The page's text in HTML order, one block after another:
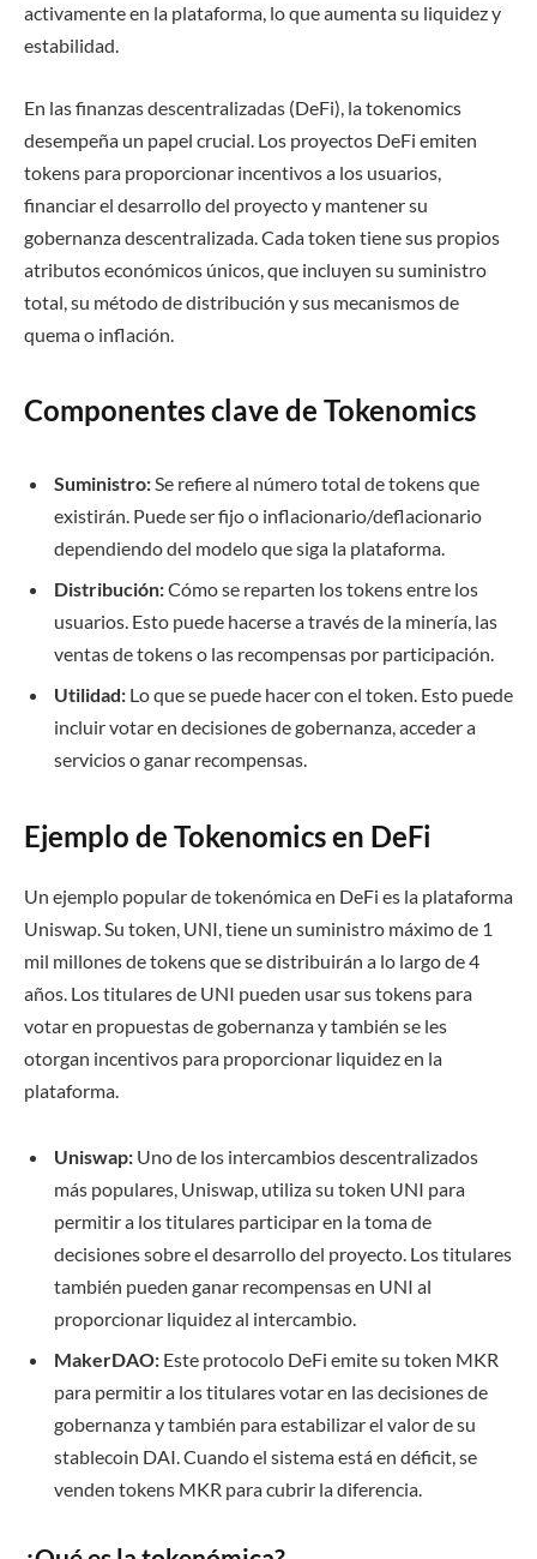
activamente en la plataforma, lo que aumenta su liquidez y
estabilidad.
En las finanzas descentralizadas (DeFi), la tokenomics
desempeña un papel crucial. Los proyectos DeFi emiten
tokens para proporcionar incentivos a los usuarios,
financiar el desarrollo del proyecto y mantener su
gobernanza descentralizada. Cada token tiene sus propios
atributos económicos únicos, que incluyen su suministro
total, su método de distribución y sus mecanismos de
quema o inflación.
Componentes clave de Tokenomics
Suministro:Se refiere al número total de tokens que
existirán. Puede ser fijo o inflacionario/deflacionario
dependiendo del modelo que siga la plataforma.
Distribución:Cómo se reparten los tokens entre los
usuarios. Esto puede hacerse a través de la minería, las
ventas de tokens o las recompensas por participación.
Utilidad: Lo que se puede hacer con el token. Esto puede
incluir votar en decisiones de gobernanza, acceder a
servicios o ganar recompensas.
Ejemplo de Tokenomics en DeFi
Un ejemplo popular de tokenómica en DeFi es la plataforma
Uniswap. Su token, UNI, tiene un suministro máximo de 1
mil millones de tokens que se distribuirán a lo largo de 4
años. Los titulares de UNI pueden usar sus tokens para
votar en propuestas de gobernanza y también se les
otorgan incentivos para proporcionar liquidez en la
plataforma.
Uniswap: Uno de los intercambios descentralizados
más populares, Uniswap, utiliza su token UNI para
permitir a los titulares participar en la toma de
decisiones sobre el desarrollo del proyecto. Los titulares
también pueden ganar recompensas en UNI al
proporcionar liquidez al intercambio.
MakerDAO: Este protocolo DeFi emite su token MKR
para permitir a los titulares votar en las decisiones de
gobernanza y también para estabilizar el valor de su
stablecoin DAI. Cuando el sistema está en déficit, se
venden tokens MKR para cubrir la diferencia.